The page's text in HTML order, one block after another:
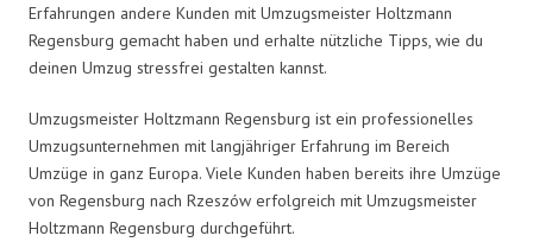
Erfahrungen andere Kunden mit Umzugsmeister Holtzmann
Regensburg gemacht haben und erhalte nützliche Tipps, wie du
deinen Umzug stressfrei gestalten kannst.
Umzugsmeister Holtzmann Regensburg ist ein professionelles
Umzugsunternehmen mit langjähriger Erfahrung im Bereich
Umzüge in ganz Europa. Viele Kunden haben bereits ihre Umzüge
von Regensburg nach Rzeszów erfolgreich mit Umzugsmeister
Holtzmann Regensburg durchgeführt.